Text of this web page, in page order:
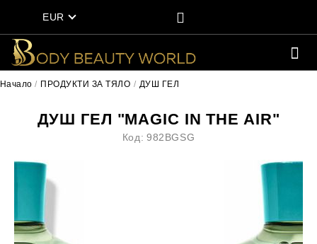
EUR
Начало ПРОДУКТИ ЗА ТЯЛО ДУШ ГЕЛ
ДУШ ГЕЛ "MAGIC IN THE AIR"
Код: 982BGSG